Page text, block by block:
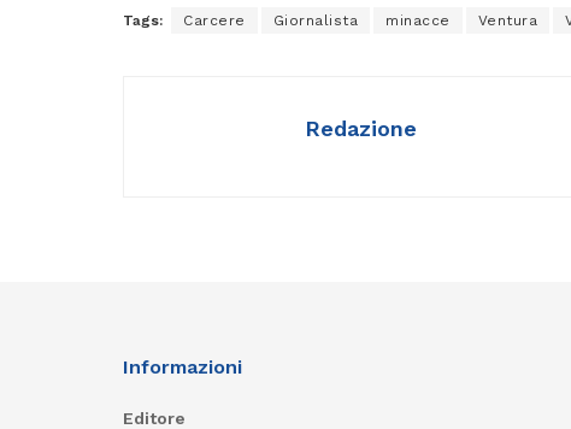
Tags: Carcere Giornalista minacce Ventura
Redazione
Informazioni
Editore